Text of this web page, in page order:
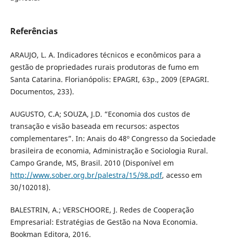
Referências
ARAUJO, L. A. Indicadores técnicos e econômicos para a
gestão de propriedades rurais produtoras de fumo em
Santa Catarina. Florianópolis: EPAGRI, 63p., 2009 (EPAGRI.
Documentos, 233).
AUGUSTO, C.A; SOUZA, J.D. “Economia dos custos de
transação e visão baseada em recursos: aspectos
complementares”. In: Anais do 48º Congresso da Sociedade
brasileira de economia, Administração e Sociologia Rural.
Campo Grande, MS, Brasil. 2010 (Disponível em
http://www.sober.org.br/palestra/15/98.pdf, acesso em
30/102018).
BALESTRIN, A.; VERSCHOORE, J. Redes de Cooperação
Empresarial: Estratégias de Gestão na Nova Economia.
Bookman Editora, 2016.